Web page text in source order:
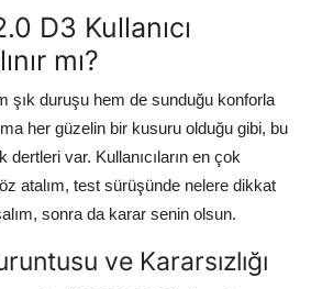
D3 Kullanıcı
mı?
şık duruşu hem de sunduğu konforla
her güzelin bir kusuru olduğu gibi, bu
dertleri var. Kullanıcıların en çok
atalım, test sürüşünde nelere dikkat
sonra da karar senin olsun.
ve Kararsızlığı